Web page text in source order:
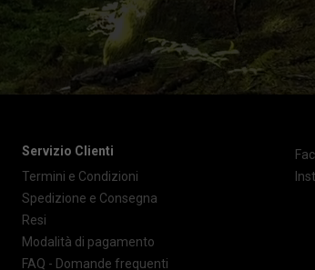
Servizio Clienti
Termini e Condizioni
Spedizione e Consegna
Resi
Modalità di pagamento
FAQ - Domande frequenti